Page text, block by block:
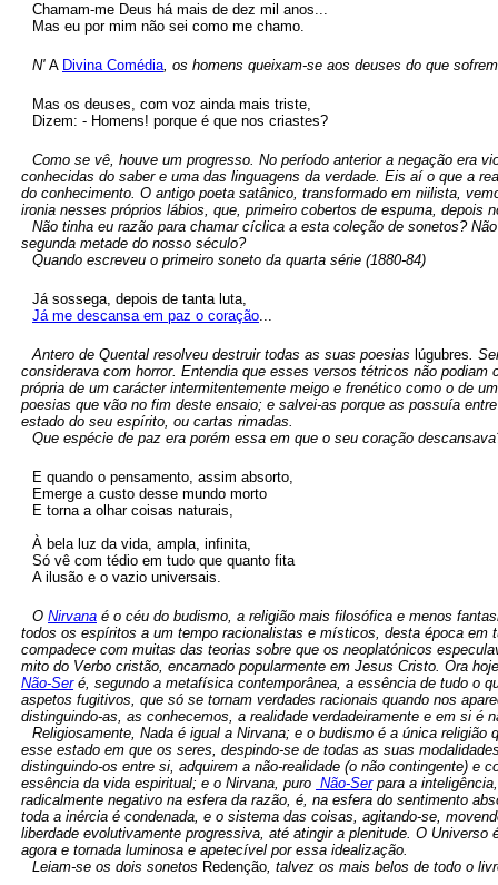
Chamam-me Deus há mais de dez mil anos...
Mas eu por mim não sei como me chamo.
N' A Divina Comédia, os homens queixam-se aos deuses do que
Mas os deuses, com voz ainda mais triste,
Dizem: - Homens! porque é que nos criastes?
Como se vê, houve um progresso. No período anterior a negação era
conhecidas do saber e uma das linguagens da verdade. Eis aí o que a
do conhecimento. O antigo poeta satânico, transformado em niilista,
ironia nesses próprios lábios, que, primeiro cobertos de espuma, depois
Não tinha eu razão para chamar cíclica a esta coleção de sonetos?
segunda metade do nosso século?
Quando escreveu o primeiro soneto da quarta série (1880-84)
Já sossega, depois de tanta luta,
Já me descansa em paz o coração...
Antero de Quental resolveu destruir todas as suas poesias lúgubres.
considerava com horror. Entendia que esses versos tétricos não
própria de um carácter intermitentemente meigo e frenético como o de
poesias que vão no fim deste ensaio; e salvei-as porque as possuía
estado do seu espírito, ou cartas rimadas.
Que espécie de paz era porém essa em que o seu coração
E quando o pensamento, assim absorto,
Emerge a custo desse mundo morto
E torna a olhar coisas naturais,
À bela luz da vida, ampla, infinita,
Só vê com tédio em tudo que quanto fita
A ilusão e o vazio universais.
O Nirvana é o céu do budismo, a religião mais filosófica e menos
todos os espíritos a um tempo racionalistas e místicos, desta época em
compadece com muitas das teorias sobre que os neoplatónicos
mito do Verbo cristão, encarnado popularmente em Jesus Cristo. Ora
Não-Seré, segundo a metafísica contemporânea, a essência de tudo o
aspetos fugitivos, que só se tornam verdades racionais quando nos
distinguindo-as, as conhecemos, a realidade verdadeiramente e em si é
Religiosamente, Nada é igual a Nirvana; e o budismo é a única
esse estado em que os seres, despindo-se de todas as suas
distinguindo-os entre si, adquirem a não-realidade (o não contingente) e
essência da vida espiritual; e o Nirvana, puro Não-Serpara a
radicalmente negativo na esfera da razão, é, na esfera do sentimento
toda a inércia é condenada, e o sistema das coisas, agitando-se,
liberdade evolutivamente progressiva, até atingir a plenitude. O
agora e tornada luminosa e apetecível por essa idealização.
Leiam-se os dois sonetos Redenção, talvez os mais belos de todo o